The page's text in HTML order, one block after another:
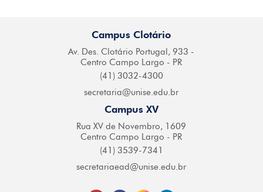
Campus Clotário
Av. Des. Clotário Portugal, 933 -
Centro Campo Largo - PR
(41) 3032-4300
secretaria@unise.edu.br
Campus XV
Rua XV de Novembro, 1609
Centro Campo Largo - PR
(41) 3539-7341
secretariaead@unise.edu.br